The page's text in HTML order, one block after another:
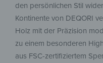
den persönlichen Stil
Kontinente von DEQORI
Holz mit der Präzision
zu einem besonderen
aus FSC-zertifiziertem